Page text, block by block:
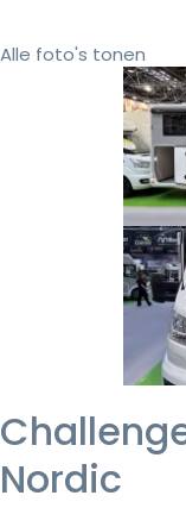
Alle foto's tonen
Nordic